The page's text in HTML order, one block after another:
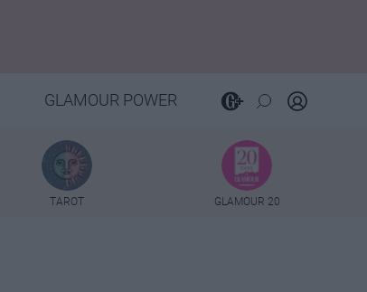
GLAMOUR POWER
TAROT GLAMOUR 20